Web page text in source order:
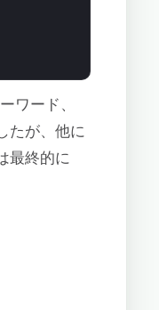
ワード、
たが、他に
最終的に